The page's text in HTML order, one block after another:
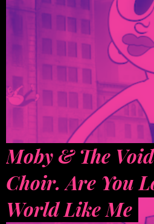
Moby & The
Choir. Are You
World Like Me